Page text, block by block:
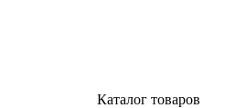
Каталог товаров